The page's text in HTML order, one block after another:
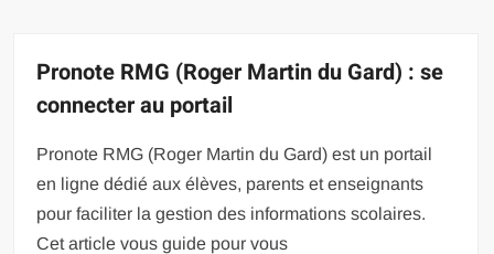
Pronote RMG (Roger Martin du Gard) : se
connecter au portail
Pronote RMG (Roger Martin du Gard) est un portail
en ligne dédié aux élèves, parents et enseignants
pour faciliter la gestion des informations scolaires.
Cet article vous guide pour vous